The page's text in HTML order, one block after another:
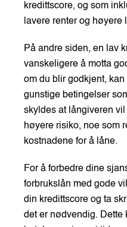
kredittscore, og som
lavere renter og høyere
På andre siden, en lav
vanskeligere å motta
om du blir godkjent,
gunstige betingelser
skyldes at långiveren
høyere risiko, noe som
kostnadene for å låne.
For å forbedre dine
forbrukslån med gode
din kredittscore og ta
det er nødvendig. Dette